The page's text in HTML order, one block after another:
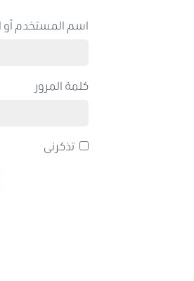
اسم المستخدم أو
كلمة المرور
تذكرنى